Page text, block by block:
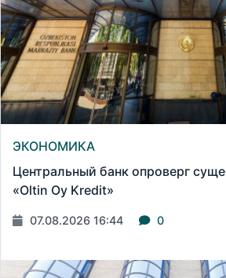
ЭКОНОМИКА
Центральный банк опроверг
«Oltin Oy Kredit»
07.08.2026 16:44 0